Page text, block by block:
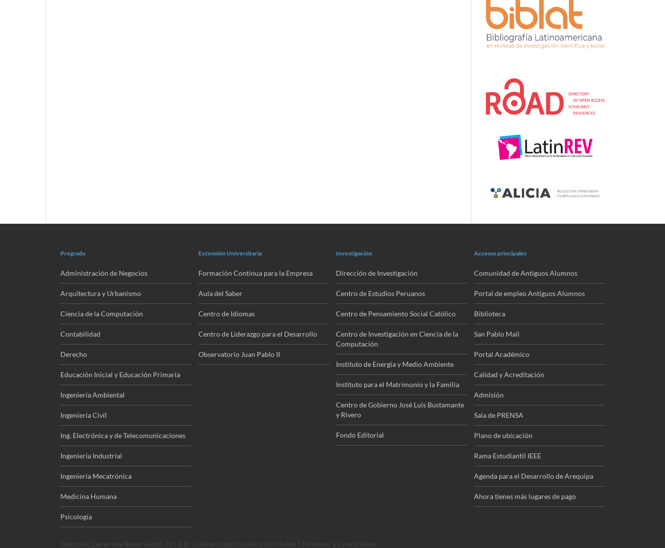
Pregrado
Administración de Negocios
Arquitectura y Urbanismo
Ciencia de la Computación
Contabilidad
Derecho
Educación Inicial y Educación Primaria
Ingeniería Ambiental
Ingeniería Civil
Ing. Electrónica y de Telecomunicaciones
Ingeniería Industrial
Ingeniería Mecatrónica
Medicina Humana
Psicología
Extensión Universitaria
Formación Continua para la Empresa
Aula del Saber
Centro de Idiomas
Centro de Liderazgo para el Desarrollo
Observatorio Juan Pablo II
Investigación
Dirección de Investigación
Centro de Estudios Peruanos
Centro de Pensamiento Social Católico
Centro de Investigación en Ciencia de la
Computación
Instituto de Energía y Medio Ambiente
Instituto para el Matrimonio y la Familia
Centro de Gobierno José Luis Bustamante
y Rivero
Fondo Editorial
Accesos principales
Comunidad de Antiguos Alumnos
Portal de empleo Antiguos Alumnos
Biblioteca
San Pablo Mail
Portal Académico
Calidad y Acreditación
Admisión
Sala de PRENSA
Plano de ubicación
Rama Estudiantil IEEE
Agenda para el Desarrollo de Arequipa
Ahora tienes más lugares de pago